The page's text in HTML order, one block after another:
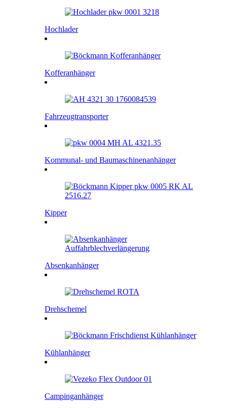
Hochlader
Kofferanhänger
Fahrzeugtransporter
Kommunal- und Baumaschinenanhänger
Kipper
Absenkanhänger
Drehschemel
Kühlanhänger
Campinganhänger